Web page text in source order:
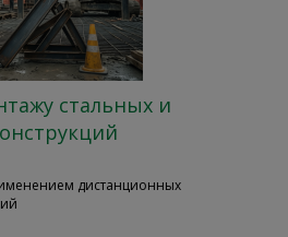
стальных и
дистанционных